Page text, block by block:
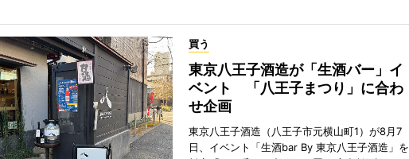
買う
東京八王子酒造が「生酒バー」イ
ベント 「八王子まつり」に合わ
せ企画
東京八王子酒造（八王子市元横山町1）が8月7
日、イベント「生酒bar By 東京八王子酒造」を